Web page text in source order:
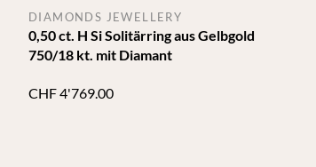
0,50 ct. H Si Solitärring aus Gelbgold
750/18 kt. mit Diamant
DIAMONDS JEWELLERY
CHF4'769.00